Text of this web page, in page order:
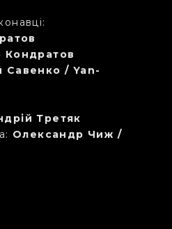
Кондратов
Савенко / Yan-
Третяк
Олександр Чиж /